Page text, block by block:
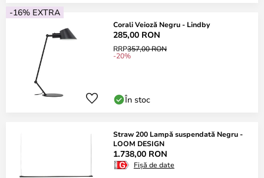
-16% EXTRA
Corali Veioză Negru - Lindby
285,00 RON
RRP357,00 RON
-20%
În stoc
Straw 200 Lampă suspendată Negru -
LOOM DESIGN
1.738,00 RON
Fișă de date